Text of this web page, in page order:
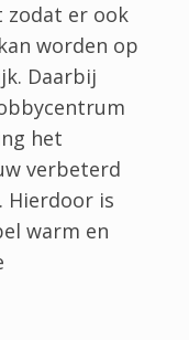
zodat er ook
worden op
Daarbij
het
verbeterd
Hierdoor is
warm en